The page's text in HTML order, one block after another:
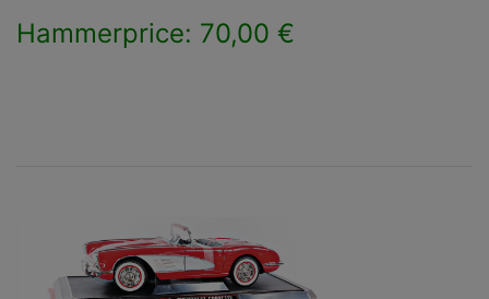
Hammerprice: 70,00 €